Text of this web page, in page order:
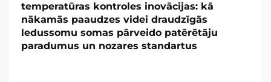
temperatūras kontroles inovācijas: kā
nākamās paaudzes videi draudzīgās
ledussomu somas pārveido patērētāju
paradumus un nozares standartus